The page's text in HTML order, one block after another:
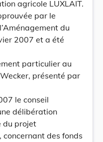
agricole LUXLAIT.
par le
du
2007 et a été
particulier au
présenté par
le conseil
délibération
du projet
des fonds